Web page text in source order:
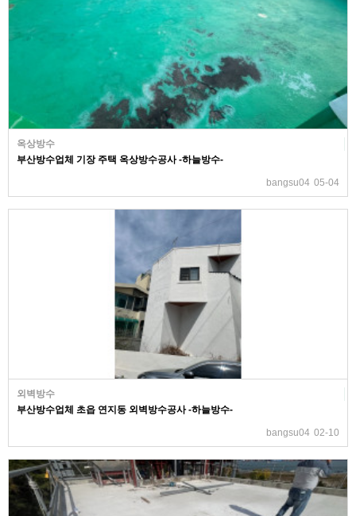
옥상방수
부산방수업체 기장 주택 옥상방수공사 -하늘방수-
bangsu04 05-04
외벽방수
부산방수업체 초읍 연지동 외벽방수공사 -하늘방수-
bangsu04 02-10